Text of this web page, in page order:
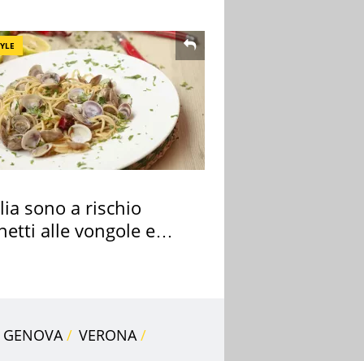
sono a rischio
alle vongole e
GENOVA VERONA